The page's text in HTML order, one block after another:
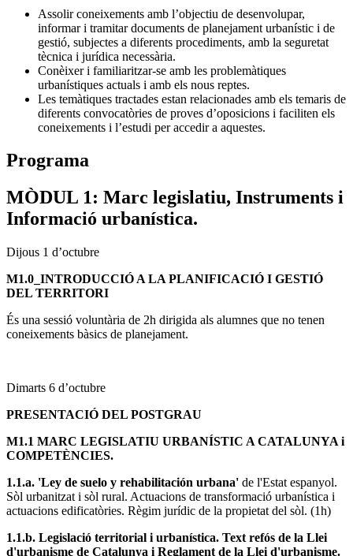
Assolir coneixements amb l’objectiu de desenvolupar,
informar i tramitar documents de planejament urbanístic i de
gestió, subjectes a diferents procediments, amb la seguretat
tècnica i jurídica necessària.
Conèixer i familiaritzar-se amb les problemàtiques
urbanístiques actuals i amb els nous reptes.
Les temàtiques tractades estan relacionades amb els temaris de
diferents convocatòries de proves d’oposicions i faciliten els
coneixements i l’estudi per accedir a aquestes.
Programa
MÒDUL 1: Marc legislatiu, Instruments i
Informació urbanística.
Dijous 1 d’octubre
M1.0_INTRODUCCIÓ A LA PLANIFICACIÓ I GESTIÓ
DEL TERRITORI
És una sessió voluntària de 2h dirigida als alumnes que no tenen
coneixements bàsics de planejament.
Dimarts 6 d’octubre
PRESENTACIÓ DEL POSTGRAU
M1.1 MARC LEGISLATIU URBANÍSTIC A CATALUNYA i
COMPETÈNCIES.
1.1.a. 'Ley de suelo y rehabilitación urbana' de l'Estat espanyol.
Sòl urbanitzat i sòl rural. Actuacions de transformació urbanística i
actuacions edificatòries. Règim jurídic de la propietat del sòl. (1h)
1.1.b. Legislació territorial i urbanística. Text refós de la Llei
d'urbanisme de Catalunya i Reglament de la Llei d'urbanisme.